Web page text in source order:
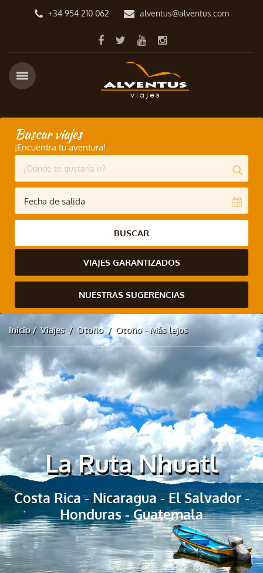
+34 954 210 062 alventus@alventus.com
Buscar viajes
¡Encuentra tu aventura!
BUSCAR
VIAJES GARANTIZADOS
NUESTRAS SUGERENCIAS
Inicio Viajes Otoño Otoño - Más lejos
La Ruta Nhuatl
Costa Rica - Nicaragua - El Salvador -
Honduras - Guatemala